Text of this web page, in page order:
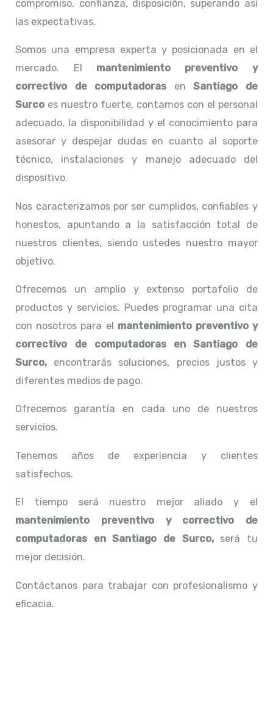
compromiso, confianza, disposición, superando así
las expectativas.
Somos una empresa experta y posicionada en el
mercado. El mantenimiento preventivo y
correctivo de computadoras enSantiago de
Surco es nuestro fuerte, contamos con el personal
adecuado, la disponibilidad y el conocimiento para
asesorar y despejar dudas en cuanto al soporte
técnico, instalaciones y manejo adecuado del
dispositivo.
Nos caracterizamos por ser cumplidos, confiables y
honestos, apuntando a la satisfacción total de
nuestros clientes, siendo ustedes nuestro mayor
objetivo.
Ofrecemos un amplio y extenso portafolio de
productos y servicios. Puedes programar una cita
con nosotros para el mantenimiento preventivo y
correctivo de computadoras en Santiago de
Surco, encontrarás soluciones, precios justos y
diferentes medios de pago.
Ofrecemos garantía en cada uno de nuestros
servicios.
Tenemos años de experiencia y clientes
satisfechos.
El tiempo será nuestro mejor aliado y el
mantenimiento preventivo y correctivo de
computadoras en Santiago de Surco, será tu
mejor decisión.
Contáctanos para trabajar con profesionalismo y
eficacia.